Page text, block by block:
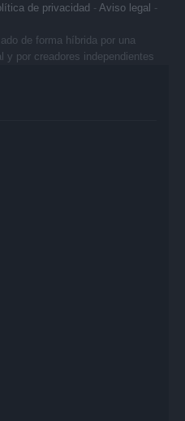
de privacidad - Aviso legal -
de forma híbrida por una
y por creadores independientes